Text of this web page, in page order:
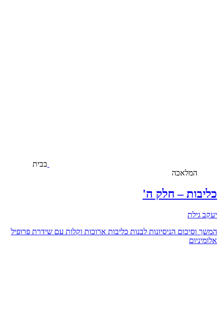
בבית
המלאכה
כליבות – חלק ה'
יעקב גילת
המשך וסיכום הניסיונות לבנות כליבות ארוכות וקלות עם שידרת פרופיל
אלומיניום